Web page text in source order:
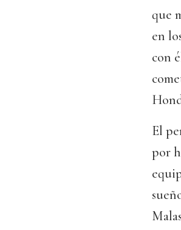
que
en
con
El
por